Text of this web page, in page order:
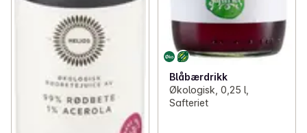
Blåbærdrikk
Økologisk, 0,25 l,
Safteriet